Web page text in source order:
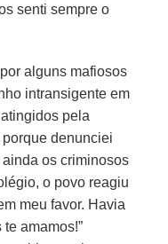
senti sempre o
por alguns mafiosos
intransigente em
pela
denunciei
os criminosos
o povo reagiu
meu favor. Havia
amamos!”